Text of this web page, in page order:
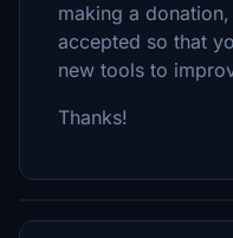
making a
accepted so that
new tools to
Thanks!